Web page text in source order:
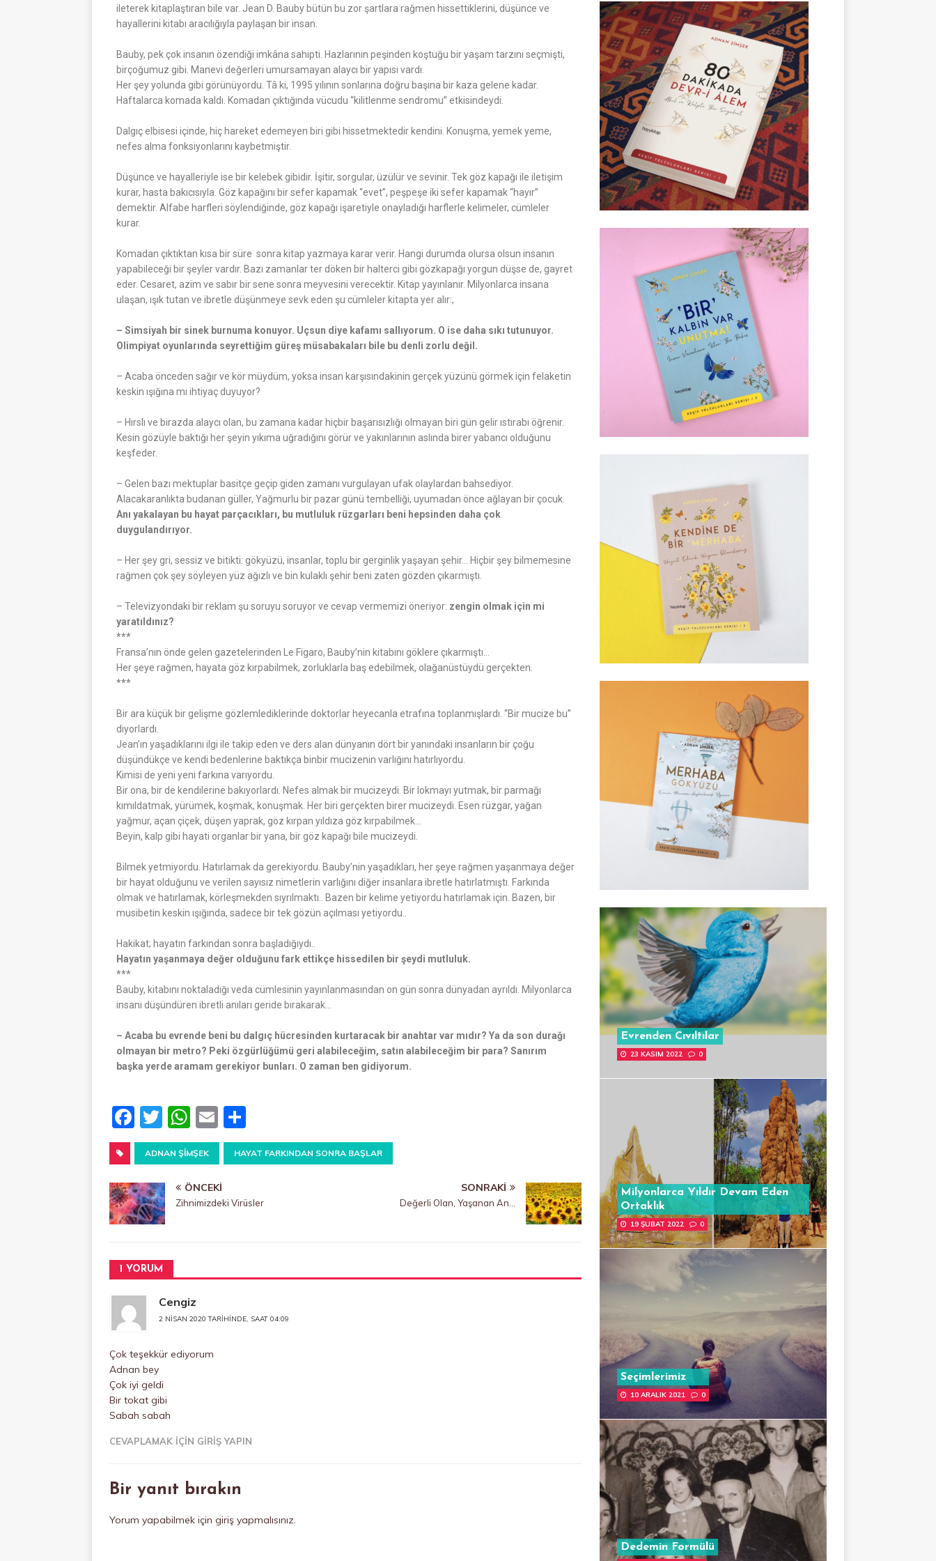
ileterek kitaplaştıran bile var. Jean D. Bauby bütün bu zor şartlara rağmen hissettiklerini, düşünce ve
hayallerini kitabı aracılığıyla paylaşan bir insan.
Bauby, pek çok insanın özendiği imkâna sahipti. Hazlarının peşinden koştuğu bir yaşam tarzını seçmişti,
birçoğumuz gibi. Manevi değerleri umursamayan alaycı bir yapısı vardı.
Her şey yolunda gibi görünüyordu. Tâ ki, 1995 yılının sonlarına doğru başına bir kaza gelene kadar.
Haftalarca komada kaldı. Komadan çıktığında vücudu “kilitlenme sendromu” etkisindeydi.
Dalgıç elbisesi içinde, hiç hareket edemeyen biri gibi hissetmektedir kendini. Konuşma, yemek yeme,
nefes alma fonksiyonlarını kaybetmiştir.
Düşünce ve hayalleriyle ise bir kelebek gibidir. İşitir, sorgular, üzülür ve sevinir. Tek göz kapağı ile iletişim
kurar, hasta bakıcısıyla. Göz kapağını bir sefer kapamak “evet”, peşpeşe iki sefer kapamak “hayır”
demektir. Alfabe harfleri söylendiğinde, göz kapağı işaretiyle onayladığı harflerle kelimeler, cümleler
kurar.
Komadan çıktıktan kısa bir süre sonra kitap yazmaya karar verir. Hangi durumda olursa olsun insanın
yapabileceği bir şeyler vardır. Bazı zamanlar ter döken bir halterci gibi gözkapağı yorgun düşse de, gayret
eder. Cesaret, azim ve sabır bir sene sonra meyvesini verecektir. Kitap yayınlanır. Milyonlarca insana
ulaşan, ışık tutan ve ibretle düşünmeye sevk eden şu cümleler kitapta yer alır:,
– Simsiyah bir sinek burnuma konuyor. Uçsun diye kafamı sallıyorum. O ise daha sıkı tutunuyor.
Olimpiyat oyunlarında seyrettiğim güreş müsabakaları bile bu denli zorlu değil.
– Acaba önceden sağır ve kör müydüm, yoksa insan karşısındakinin gerçek yüzünü görmek için felaketin
keskin ışığına mı ihtiyaç duyuyor?
– Hırslı ve birazda alaycı olan, bu zamana kadar hiçbir başarısızlığı olmayan biri gün gelir ıstırabı öğrenir.
Kesin gözüyle baktığı her şeyin yıkıma uğradığını görür ve yakınlarının aslında birer yabancı olduğunu
keşfeder.
– Gelen bazı mektuplar basitçe geçip giden zamanı vurgulayan ufak olaylardan bahsediyor.
Alacakaranlıkta budanan güller, Yağmurlu bir pazar günü tembelliği, uyumadan önce ağlayan bir çocuk.
Anı yakalayan bu hayat parçacıkları, bu mutluluk rüzgarları beni hepsinden daha çok
duygulandırıyor.
– Her şey gri, sessiz ve bitikti: gökyüzü, insanlar, toplu bir gerginlik yaşayan şehir… Hiçbir şey bilmemesine
rağmen çok şey söyleyen yüz ağızlı ve bin kulaklı şehir beni zaten gözden çıkarmıştı.
– Televizyondaki bir reklam şu soruyu soruyor ve cevap vermemizi öneriyor: zengin olmak için mi
yaratıldınız?
***
Fransa’nın önde gelen gazetelerinden Le Figaro, Bauby’nin kitabını göklere çıkarmıştı…
Her şeye rağmen, hayata göz kırpabilmek, zorluklarla baş edebilmek, olağanüstüydü gerçekten.
***
Bir ara küçük bir gelişme gözlemlediklerinde doktorlar heyecanla etrafına toplanmışlardı. “Bir mucize bu”
diyorlardı.
Jean’ın yaşadıklarını ilgi ile takip eden ve ders alan dünyanın dört bir yanındaki insanların bir çoğu
düşündükçe ve kendi bedenlerine baktıkça binbir mucizenin varlığını hatırlıyordu.
Kimisi de yeni yeni farkına varıyordu.
Bir ona, bir de kendilerine bakıyorlardı. Nefes almak bir mucizeydi. Bir lokmayı yutmak, bir parmağı
kımıldatmak, yürümek, koşmak, konuşmak. Her biri gerçekten birer mucizeydi. Esen rüzgar, yağan
yağmur, açan çiçek, düşen yaprak, göz kırpan yıldıza göz kırpabilmek…
Beyin, kalp gibi hayati organlar bir yana, bir göz kapağı bile mucizeydi.
Bilmek yetmiyordu. Hatırlamak da gerekiyordu. Bauby’nin yaşadıkları, her şeye rağmen yaşanmaya değer
bir hayat olduğunu ve verilen sayısız nimetlerin varlığını diğer insanlara ibretle hatırlatmıştı. Farkında
olmak ve hatırlamak, körleşmekden sıyrılmaktı.. Bazen bir kelime yetiyordu hatırlamak için. Bazen, bir
musibetin keskin ışığında, sadece bir tek gözün açılması yetiyordu..
Hakikat; hayatın farkından sonra başladığıydı..
Hayatın yaşanmaya değer olduğunu fark ettikçe hissedilen bir şeydi mutluluk.
***
Bauby, kitabını noktaladığı veda cümlesinin yayınlanmasından on gün sonra dünyadan ayrıldı. Milyonlarca
insanı düşündüren ibretli anıları geride bırakarak…
– Acaba bu evrende beni bu dalgıç hücresinden kurtaracak bir anahtar var mıdır? Ya da son durağı
olmayan bir metro? Peki özgürlüğümü geri alabileceğim, satın alabileceğim bir para? Sanırım
başka yerde aramam gerekiyor bunları. O zaman ben gidiyorum.
F
a
c
e
b
o
k
T
w
it
te
r
W
h
at
s
A
E
m
ai
l
a
yl
ş
ADNAN ŞIMŞEK HAYAT FARKINDAN SONRA BAŞLAR
ÖNCEKI
Zihnimizdeki Virüsler
SONRAKI
Değerli Olan, Yaşanan An…
1 YORUM
Cengiz
2 NISAN 2020 TARIHINDE, SAAT 04:09
Çok teşekkür ediyorum
Adnan bey
Çok iyi geldi
Bir tokat gibi
Sabah sabah
CEVAPLAMAK IÇIN GIRIŞ YAPIN
Bir yanıt bırakın
Yorum yapabilmek için giriş yapmalısınız.
Evrenden Cıvıltılar
23 KASIM 2022 0
Milyonlarca Yıldır Devam Eden
Ortaklık
19 ŞUBAT 2022 0
Seçimlerimiz
10 ARALIK 2021 0
Dedemin Formülü